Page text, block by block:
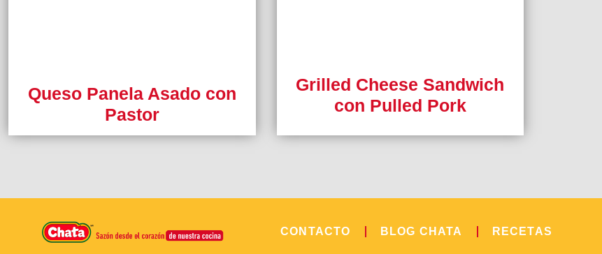
Queso Panela Asado con
Pastor
Grilled Cheese Sandwich
con Pulled Pork
CONTACTO BLOG CHATA RECETAS